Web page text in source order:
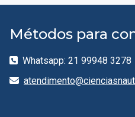
Métodos para
Whatsapp: 21 99948 3278